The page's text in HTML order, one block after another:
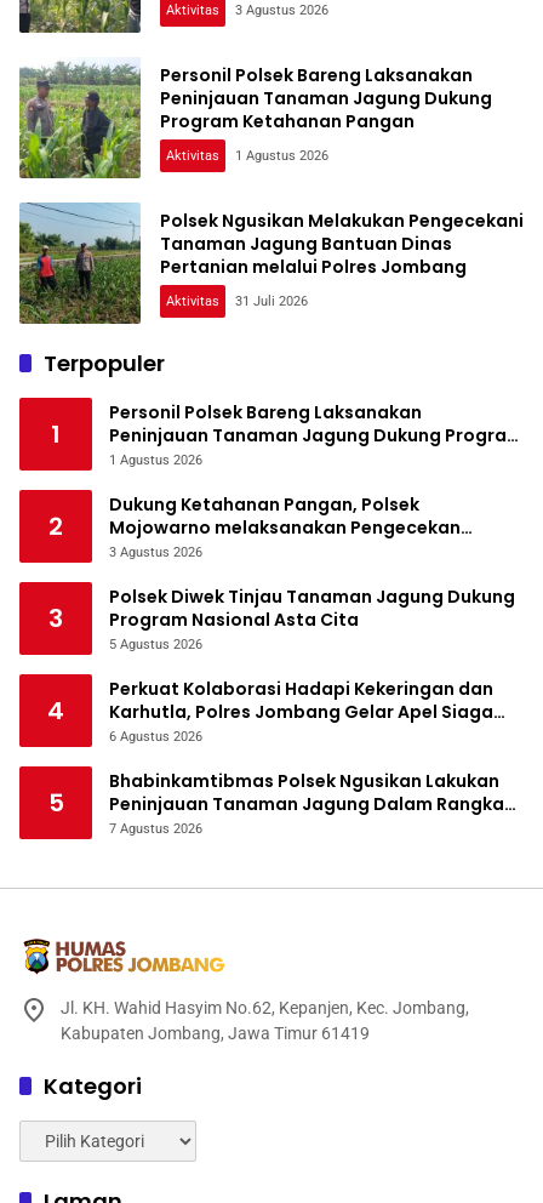
Aktivitas 3 Agustus 2026
Personil Polsek Bareng Laksanakan
Peninjauan Tanaman Jagung Dukung
Program Ketahanan Pangan
Aktivitas 1 Agustus 2026
Polsek Ngusikan Melakukan Pengecekani
Tanaman Jagung Bantuan Dinas
Pertanian melalui Polres Jombang
Aktivitas 31 Juli 2026
Terpopuler
1
Personil Polsek Bareng Laksanakan
Peninjauan Tanaman Jagung Dukung Program
Ketahanan Pangan
1 Agustus 2026
2
Dukung Ketahanan Pangan, Polsek
Mojowarno melaksanakan Pengecekan
Tanaman Jagung
3 Agustus 2026
3
Polsek Diwek Tinjau Tanaman Jagung Dukung
Program Nasional Asta Cita
5 Agustus 2026
4
Perkuat Kolaborasi Hadapi Kekeringan dan
Karhutla, Polres Jombang Gelar Apel Siaga
Bencana
6 Agustus 2026
5
Bhabinkamtibmas Polsek Ngusikan Lakukan
Peninjauan Tanaman Jagung Dalam Rangka
Mendukung Ketahanan Pangan
7 Agustus 2026
Jl. KH. Wahid Hasyim No.62, Kepanjen, Kec. Jombang,
Kabupaten Jombang, Jawa Timur 61419
Kategori
Kategori